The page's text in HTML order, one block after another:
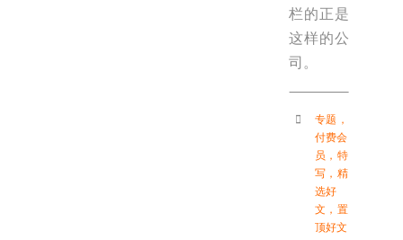
栏的正是
这样的公
司。
专题 ，
付费会
员 ， 特
写 ， 精
选好
文 ， 置
顶好文